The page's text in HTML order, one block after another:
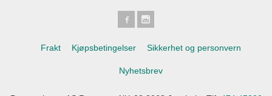
Frakt Kjøpsbetingelser Sikkerhet og personvern
Nyhetsbrev